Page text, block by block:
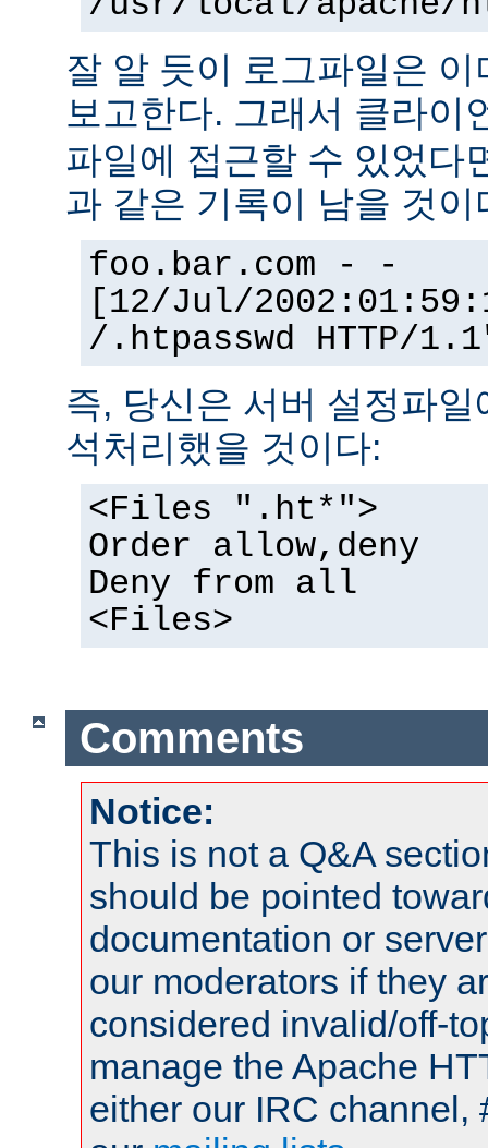
잘 알 듯이 로그파일은
보고한다. 그래서 클라이
파일에 접근할 수 있었다
과 같은 기록이 남을 것이
foo.bar.com - -
[12/Jul/
/.htpasswd HTTP/
즉, 당신은 서버 설정파
석처리했을 것이다:
<Files ".ht*">
Order allow,deny
Deny from all
<Files>
Comments
Notice:
This is not a Q&A
should be pointed
documentation or
our moderators if they
considered invalid/off-
manage the Apache
either our IRC channel,